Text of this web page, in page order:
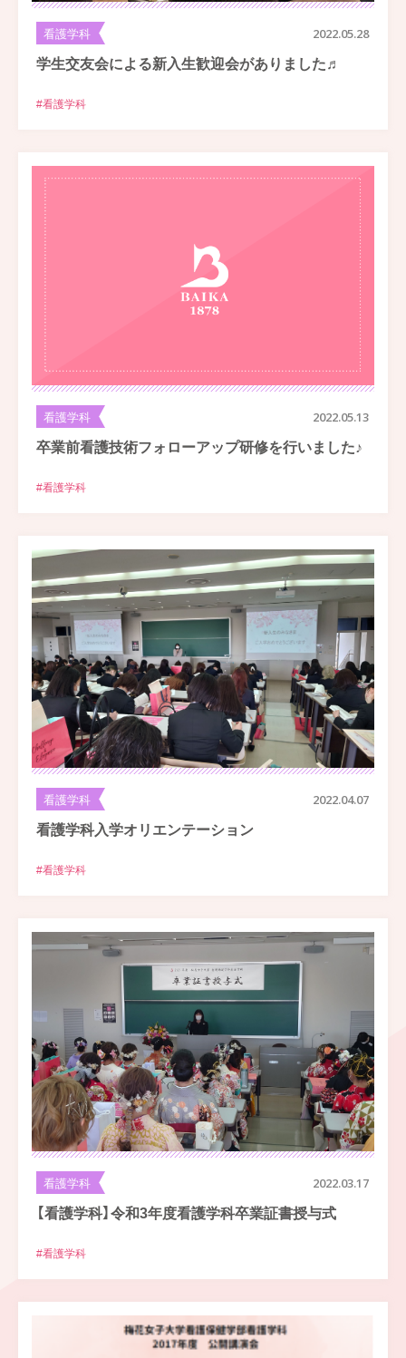
看護学科 2022.05.28
学生交友会による新入生歓迎会がありました♬
#看護学科
看護学科 2022.05.13
卒業前看護技術フォローアップ研修を行いました♪
#看護学科
看護学科 2022.04.07
看護学科入学オリエンテーション
#看護学科
看護学科 2022.03.17
【看護学科】令和3年度看護学科卒業証書授与式
#看護学科